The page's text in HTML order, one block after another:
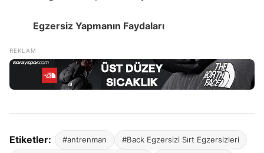
Egzersiz Yapmanın Faydaları
Etiketler: #antrenman #Back Egzersizi Sırt Egzersizleri